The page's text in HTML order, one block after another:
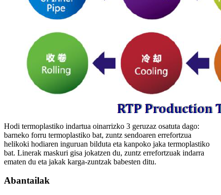
Hodi termoplastiko indartua oinarrizko 3 geruzaz osatuta dago:
barneko forru termoplastiko bat, zuntz sendoaren errefortzua
helikoki hodiaren inguruan bilduta eta kanpoko jaka termoplastiko
bat. Linerak maskuri gisa jokatzen du, zuntz errefortzuak indarra
ematen du eta jakak karga-zuntzak babesten ditu.
Abantailak